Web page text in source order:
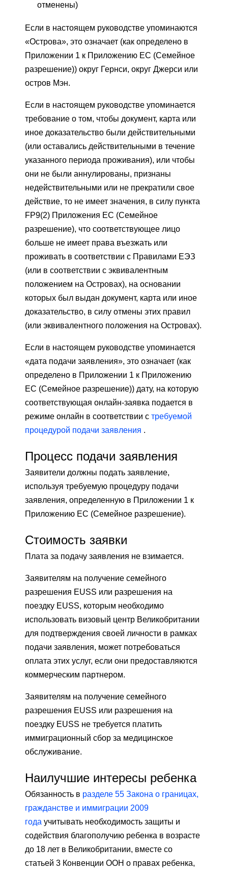
отменены)
Если в настоящем руководстве упоминаются
«Острова», это означает (как определено в
Приложении 1 к Приложению ЕС (Семейное
разрешение)) округ Гернси, округ Джерси или
остров Мэн.
Если в настоящем руководстве упоминается
требование о том, чтобы документ, карта или
иное доказательство были действительными
(или оставались действительными в течение
указанного периода проживания), или чтобы
они не были аннулированы, признаны
недействительными или не прекратили свое
действие, то не имеет значения, в силу пункта
FP9(2) Приложения ЕС (Семейное
разрешение), что соответствующее лицо
больше не имеет права въезжать или
проживать в соответствии с Правилами ЕЭЗ
(или в соответствии с эквивалентным
положением на Островах), на основании
которых был выдан документ, карта или иное
доказательство, в силу отмены этих правил
(или эквивалентного положения на Островах).
Если в настоящем руководстве упоминается
«дата подачи заявления», это означает (как
определено в Приложении 1 к Приложению
ЕС (Семейное разрешение)) дату, на которую
соответствующая онлайн-заявка подается в
режиме онлайн в соответствии с требуемой
процедурой подачи заявления .
Процесс подачи заявления
Заявители должны подать заявление,
используя требуемую процедуру подачи
заявления, определенную в Приложении 1 к
Приложению ЕС (Семейное разрешение).
Стоимость заявки
Плата за подачу заявления не взимается.
Заявителям на получение семейного
разрешения EUSS или разрешения на
поездку EUSS, которым необходимо
использовать визовый центр Великобритании
для подтверждения своей личности в рамках
подачи заявления, может потребоваться
оплата этих услуг, если они предоставляются
коммерческим партнером.
Заявителям на получение семейного
разрешения EUSS или разрешения на
поездку EUSS не требуется платить
иммиграционный сбор за медицинское
обслуживание.
Наилучшие интересы ребенка
Обязанность в разделе 55 Закона о границах,
гражданстве и иммиграции 2009
года учитывать необходимость защиты и
содействия благополучию ребенка в возрасте
до 18 лет в Великобритании, вместе со
статьей 3 Конвенции ООН о правах ребенка,